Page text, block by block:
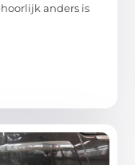
anders is